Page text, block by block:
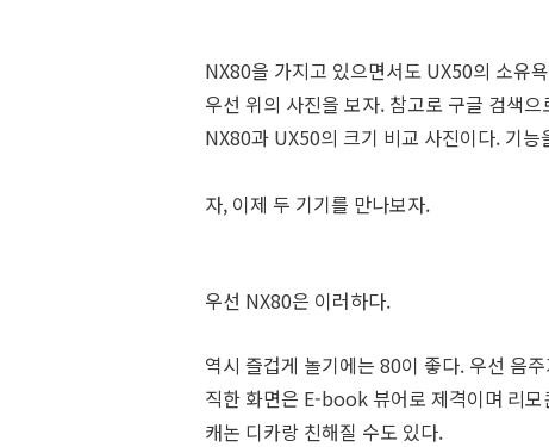
NX80을 가지고 있으면서도 UX50의 소유
우선 위의 사진을 보자. 참고로 구글 검색
NX80과 UX50의 크기 비교 사진이다. 기
자, 이제 두 기기를 만나보자.
우선 NX80은 이러하다.
역시 즐겁게 놀기에는 80이 좋다. 우선 음
직한 화면은 E-book 뷰어로 제격이며 리
캐논 디카랑 친해질 수도 있다.